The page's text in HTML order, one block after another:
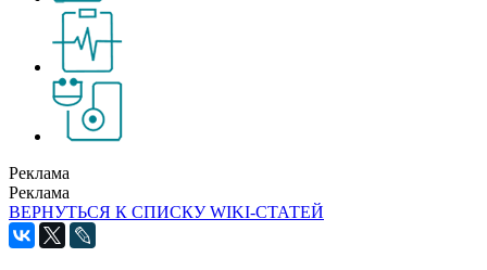
Реклама
Реклама
ВЕРНУТЬСЯ К СПИСКУ WIKI-СТАТЕЙ